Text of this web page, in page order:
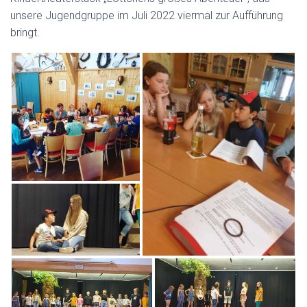
unsere Jugendgruppe im Juli 2022 viermal zur Aufführung
bringt.